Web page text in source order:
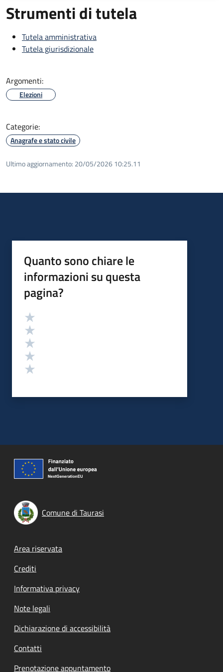
Strumenti di tutela
Tutela amministrativa
Tutela giurisdizionale
Argomenti:
Elezioni
Categorie:
Anagrafe e stato civile
Ultimo aggiornamento: 20/05/2026 10:25.11
Quanto sono chiare le
informazioni su questa
pagina?
Valutazione
Comune di Taurasi
Footer menu
Area riservata
Crediti
Informativa privacy
Note legali
Dichiarazione di accessibilità
Contatti
Prenotazione appuntamento